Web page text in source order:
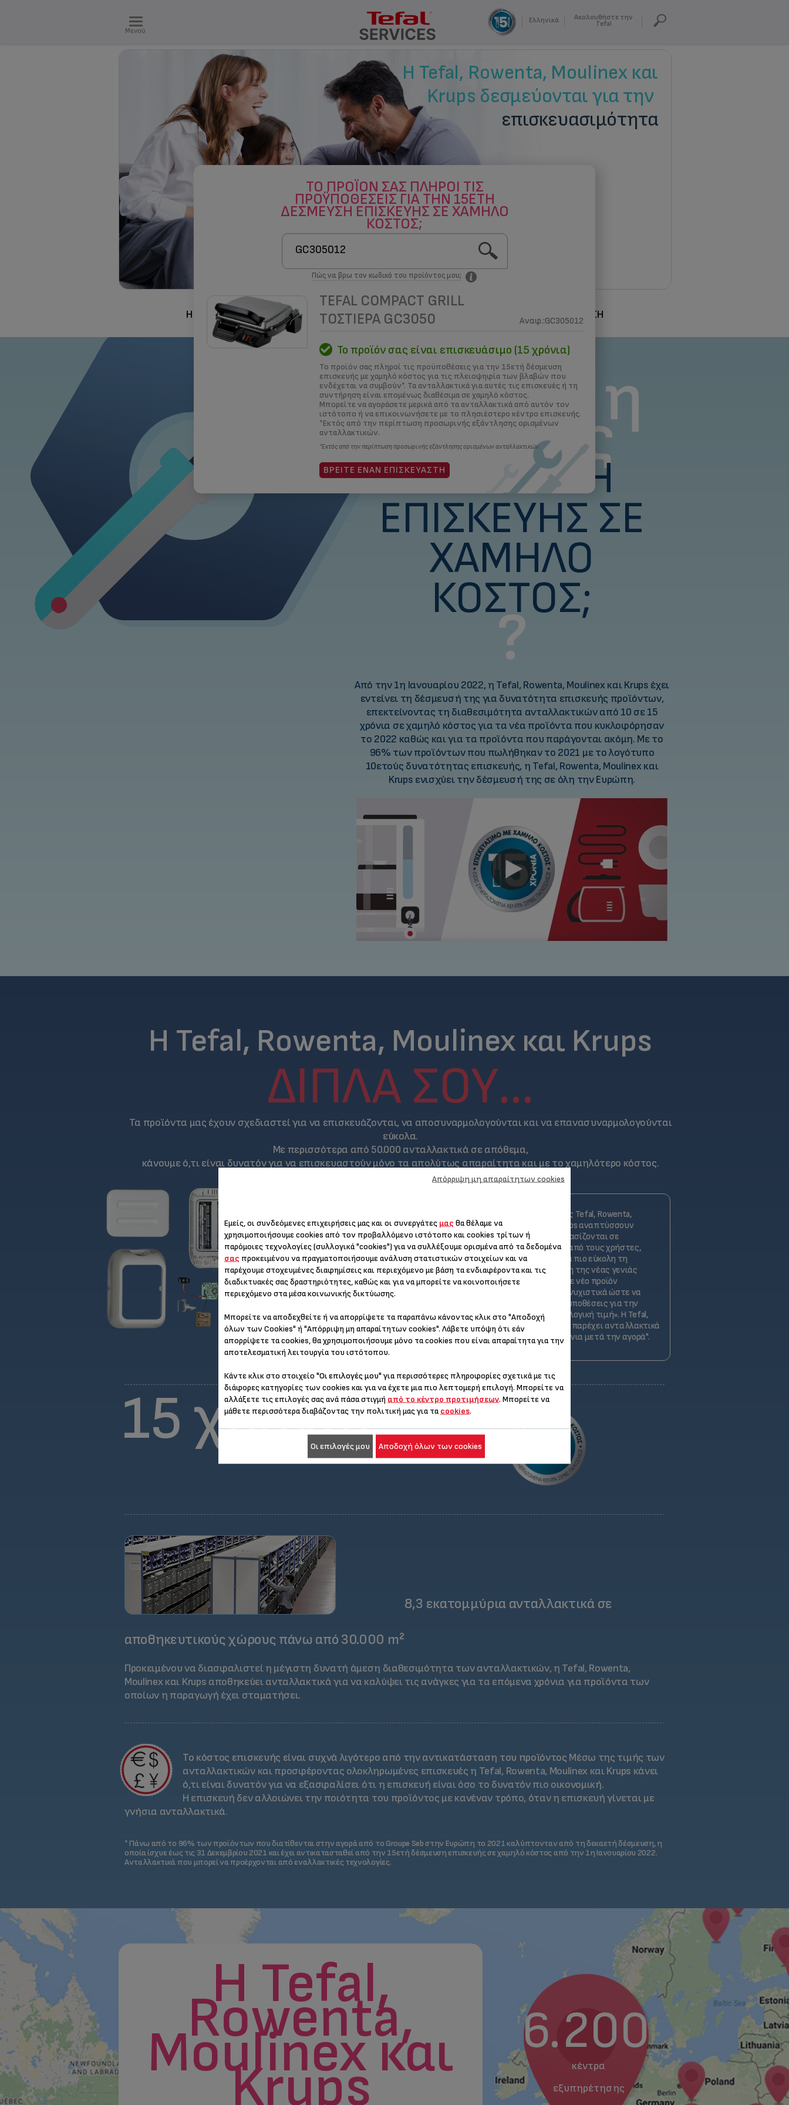
Μενού
Ελληνικά Ακολουθήστε την
Tefal
ΤΟ ΠΡΟΪΌΝ ΣΑΣ ΠΛΗΡΟΊ ΤΙΣ
ΠΡΟΫΠΟΘΈΣΕΙΣ ΓΙΑ ΤΗΝ 15ΕΤΉ
ΔΈΣΜΕΥΣΗ ΕΠΙΣΚΕΥΉΣ ΣΕ ΧΑΜΗΛΌ
ΚΌΣΤΟΣ;
Πώς να βρω τον κωδικό του προϊόντος μου;
TEFAL COMPACT GRILL
ΤΟΣΤΙΈΡΑ GC3050
Αναφ.:GC305012
Το προϊόν σας είναι επισκευάσιμο (15 χρόνια)
Το προϊόν σας πληροί τις προϋποθέσεις για την 15ετή δέσμευση
επισκευής με χαμηλό κόστος για τις πλειοψηφία των βλαβών που
ενδέχεται να συμβούν*. Τα ανταλλακτικά για αυτές τις επισκευές ή τη
συντήρηση είναι επομένως διαθέσιμα σε χαμηλό κόστος.
Μπορείτε να αγοράσετε μερικά από τα ανταλλακτικά από αυτόν τον
ιστότοπο ή να επικοινωνήσετε με το πλησιέστερο κέντρο επισκευής.
*Εκτός από την περίπτωση προσωρινής εξάντλησης ορισμένων
ανταλλακτικών.
*Εκτός από την περίπτωση προσωρινής εξάντλησης ορισμένων ανταλλακτικών.
ΒΡΕΊΤΕ ΈΝΑΝ ΕΠΙΣΚΕΥΑΣΤΉ
Η ΔΕΣΜΕΥΣΗ ΜΑΣ ME ΠΟΙΟ ΤΡΟΠΟ; ΚΕΝΤΡΑ ΕΠΙΣΚΕΥΩΝ 3D ΕΚΤΥΠΩΣΗ
Τι είναι η
15ετής
ΔΈΣΜΕΥΣΗ
ΕΠΙΣΚΕΥΉΣ ΣΕ
ΧΑΜΗΛΌ
ΚΌΣΤΟΣ;
?
Από την 1η Ιανουαρίου 2022, η Tefal, Rowenta, Moulinex και Krups έχει
εντείνει τη δέσμευσή της για δυνατότητα επισκευής προϊόντων,
επεκτείνοντας τη διαθεσιμότητα ανταλλακτικών από 10 σε 15
χρόνια σε χαμηλό κόστος για τα νέα προϊόντα που κυκλοφόρησαν
το 2022 καθώς και για τα προϊόντα που παράγονται ακόμη. Με το
96% των προϊόντων που πωλήθηκαν το 2021 με το λογότυπο
10ετούς δυνατότητας επισκευής, η Tefal, Rowenta, Moulinex και
Krups ενισχύει την δέσμευσή της σε όλη την Ευρώπη.
H Tefal, Rowenta, Moulinex και Krups
ΔΊΠΛΑ ΣΟΥ...
Τα προϊόντα μας έχουν σχεδιαστεί για να επισκευάζονται, να αποσυναρμολογούνται και να επανασυναρμολογούνται
εύκολα.
Με περισσότερα από 50.000 ανταλλακτικά σε απόθεμα,
κάνουμε ό,τι είναι δυνατόν για να επισκευαστούν μόνο τα απολύτως απαραίτητα και με το χαμηλότερο κόστος.
Οι μηχανικοί της Tefal, Rowenta,
Moulinex και Krups αναπτύσσουν
προϊόντα που βασίζονται σε
παρατηρήσεις από τους χρήστες,
κάνοντας ακόμα πιο εύκολη τη
συναρμολόγηση της νέας γενιάς
προϊόντων. Κάθε νέο προϊόν
εξετάζεται εξονυχιστικά ώστε να
πληροί τις προϋποθέσεις για την
ετικέτα «15ετής δέσμευση επισκευής σε λογική τιμή». Η Tefal,
Rowenta, Moulinex και Krups δεσμεύεται να παρέχει ανταλλακτικά
για όλα σχεδόν τα προϊόντα της για 15 χρόνια μετά την αγορά".
15 χρόνια
8,3 εκατομμύρια ανταλλακτικά σε
αποθηκευτικούς χώρους πάνω από 30.000 m²
Προκειμένου να διασφαλιστεί η μέγιστη δυνατή άμεση διαθεσιμότητα των ανταλλακτικών, η Tefal, Rowenta,
Moulinex και Krups αποθηκεύει ανταλλακτικά για να καλύψει τις ανάγκες για τα επόμενα χρόνια για προϊόντα των
οποίων η παραγωγή έχει σταματήσει.
Το κόστος επισκευής είναι συχνά λιγότερο από την αντικατάσταση του προϊόντος Μέσω της τιμής των
ανταλλακτικών και προσφέροντας ολοκληρωμένες επισκευές η Tefal, Rowenta, Moulinex και Krups κάνει
ό,τι είναι δυνατόν για να εξασφαλίσει ότι η επισκευή είναι όσο το δυνατόν πιο οικονομική.
Η επισκευή δεν αλλοιώνει την ποιότητα του προϊόντος με κανέναν τρόπο, όταν η επισκευή γίνεται με
γνήσια ανταλλακτικά.
* Πάνω από το 96% των προϊόντων που διατίθενται στην αγορά από το Groupe Seb στην Ευρώπη το 2021 καλύπτονταν από τη δεκαετή δέσμευση, η
οποία ίσχυε έως τις 31 Δεκεμβρίου 2021 και έχει αντικατασταθεί από την 15ετή δέσμευση επισκευής σε χαμηλό κόστος από την 1η Ιανουαρίου 2022.
Ανταλλακτικά που μπορεί να προέρχονται από εναλλακτικές τεχνολογίες.
H Tefal,
Rowenta,
Moulinex και
Krups
6.200
κέντρα
εξυπηρέτησης
Εμείς, οι συνδεόμενες επιχειρήσεις μας και οι συνεργάτες μας θα θέλαμε να
χρησιμοποιήσουμε cookies από τον προβαλλόμενο ιστότοπο και cookies τρίτων ή
παρόμοιες τεχνολογίες (συλλογικά "cookies") για να συλλέξουμε ορισμένα από τα δεδομένα
σας προκειμένου να πραγματοποιήσουμε ανάλυση στατιστικών στοιχείων και να
παρέχουμε στοχευμένες διαφημίσεις και περιεχόμενο με βάση τα ενδιαφέροντα και τις
διαδικτυακές σας δραστηριότητες, καθώς και για να μπορείτε να κοινοποιήσετε
περιεχόμενο στα μέσα κοινωνικής δικτύωσης.
Μπορείτε να αποδεχθείτε ή να απορρίψετε τα παραπάνω κάνοντας κλικ στο "Αποδοχή
όλων των Cookies" ή "Απόρριψη μη απαραίτητων cookies". Λάβετε υπόψη ότι εάν
απορρίψετε τα cookies, θα χρησιμοποιήσουμε μόνο τα cookies που είναι απαραίτητα για την
αποτελεσματική λειτουργία του ιστότοπου.
Κάντε κλικ στο στοιχείο "Οι επιλογές μου"για περισσότερες πληροφορίες σχετικά με τις
διάφορες κατηγορίες των cookies και για να έχετε μια πιο λεπτομερή επιλογή. Μπορείτε να
αλλάξετε τις επιλογές σας ανά πάσα στιγμή από το κέντρο προτιμήσεων. Μπορείτε να
μάθετε περισσότερα διαβάζοντας την πολιτική μας για ταcookies.
Απόρριψη μη απαραίτητων cookies
Οι επιλογές μου Αποδοχή όλων των cookies